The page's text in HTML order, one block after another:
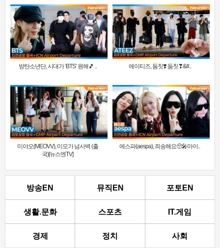
방탄소년단, 시대가 ‘BTS’ 원해🎵 .. 에이티즈, 둠칫❣️ 둠칫❣&#..
미야오(MEOVV), 미모가 넘사벽 (출
국)[뉴스엔TV]
에스파(aespa), 죄송해요🥺🎤마이..
방송EN 뮤직EN 포토EN
생활.문화 스포츠 IT.게임
경제 정치 사회